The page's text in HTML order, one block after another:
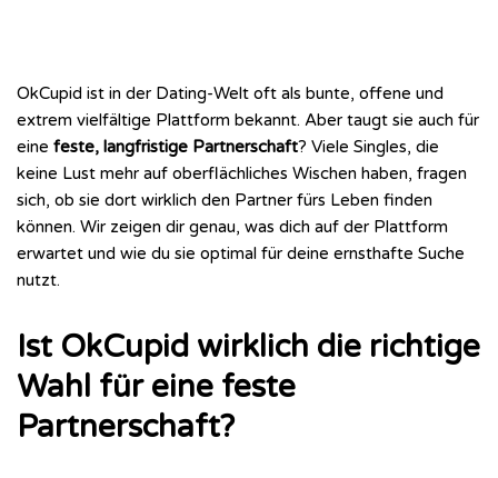
OkCupid ist in der Dating-Welt oft als bunte, offene und
extrem vielfältige Plattform bekannt. Aber taugt sie auch für
eine feste, langfristige Partnerschaft? Viele Singles, die
keine Lust mehr auf oberflächliches Wischen haben, fragen
sich, ob sie dort wirklich den Partner fürs Leben finden
können. Wir zeigen dir genau, was dich auf der Plattform
erwartet und wie du sie optimal für deine ernsthafte Suche
nutzt.
Ist OkCupid wirklich die richtige
Wahl für eine feste
Partnerschaft?